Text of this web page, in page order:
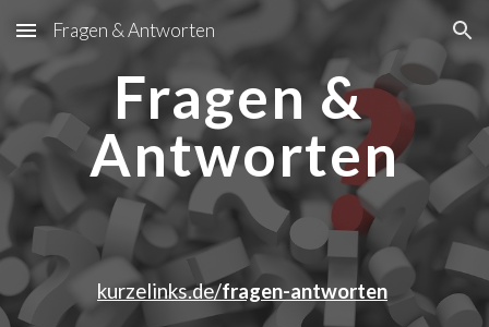
Skip to main content Skip to navigation
Fragen & Antworten
Fragen &
Antworten
kurzelinks.de/fragen-antworten